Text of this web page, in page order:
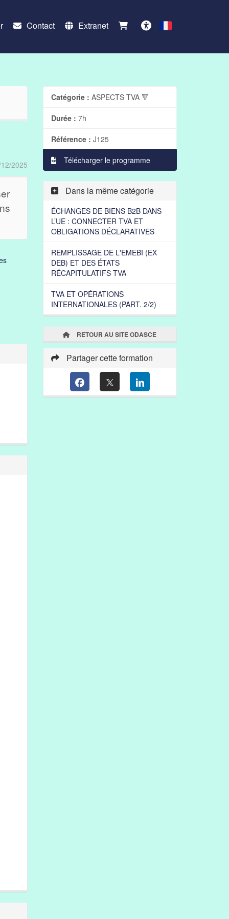
Contact
Extranet
Français
2025
Catégorie : ASPECTS TVA 🔻
Durée : 7h
Référence : J125
Télécharger le programme
Dans la même catégorie
ÉCHANGES DE BIENS B2B DANS
L’UE : CONNECTER TVA ET
OBLIGATIONS DÉCLARATIVES
REMPLISSAGE DE L'EMEBI (EX
DEB) ET DES ÉTATS
RÉCAPITULATIFS TVA
TVA ET OPÉRATIONS
INTERNATIONALES (PART. 2/2)
RETOUR AU SITE ODASCE
Partager cette formation